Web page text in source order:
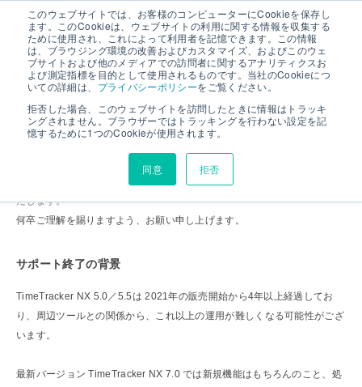
このウェブサイトでは、お客様のコンピューターにCookieを保存し
ます。このCookieは、ウェブサイトの利用に関する情報を収集する
ために使用され、これによって利用者を記憶できます。この情報
は、ブラウジング環境の改善およびカスタマイズ、およびこのウェ
ブサイトおよび他のメディアでの訪問者に関するアナリティクスお
よび測定指標を目的として使用されるものです。当社のCookieにつ
いての詳細は、 プライバシーポリシーをご覧ください。
拒否した場合、このウェブサイトを訪問したときに情報はトラッキ
ングされません。ブラウザーではトラッキングを行わない設定を記
憶するために1つのCookieが使用されます。
同意 拒否
TimeTracker NX 5.0／5.5 サポート終了のお知らせ
お客様にご利用頂いております「TimeTracker NX5.0／5.5」について、
つきましては、最新のTimeTracker NXへのバージョンアップをお願いい
たします。
何卒ご理解を賜りますよう、お願い申し上げます。
サポート終了の背景
TimeTracker NX 5.0／5.5は 2021年の販売開始から4年以上経過してお
り、周辺ツールとの関係から、これ以上の運用が難しくなる可能性がござ
います。
最新バージョン TimeTracker NX 7.0 では新規機能はもちろんのこと、処